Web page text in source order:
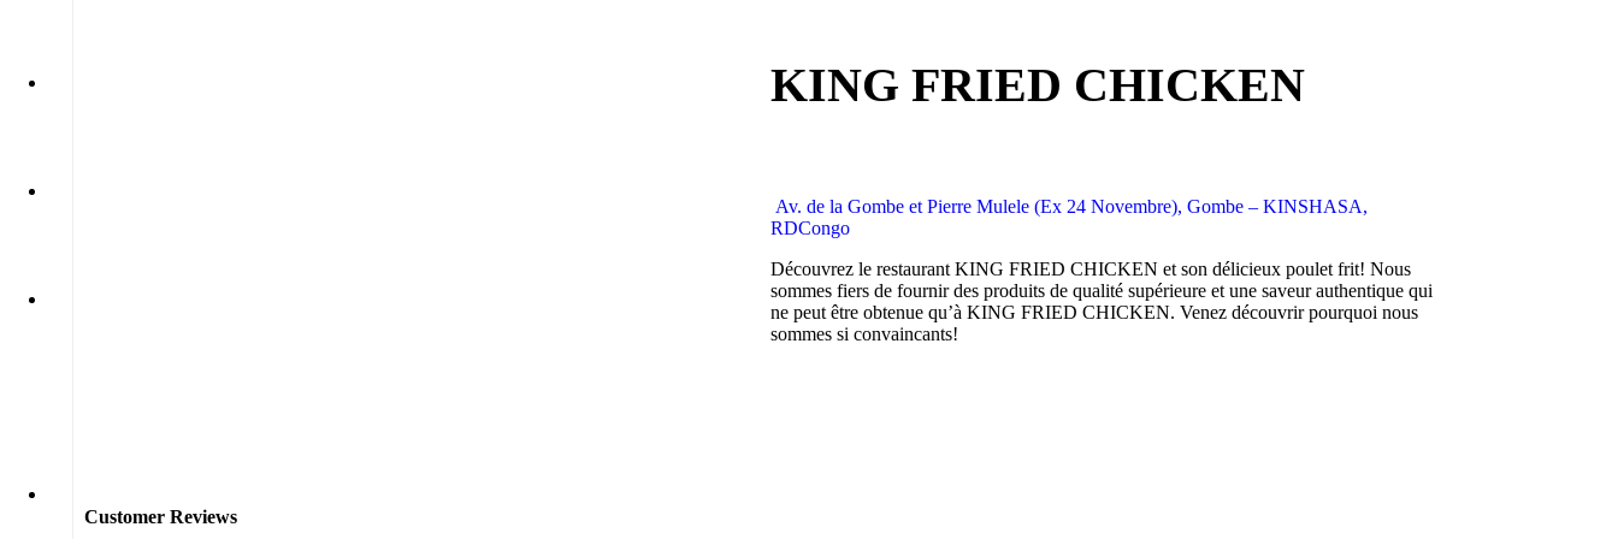
KING FRIED CHICKEN
Av. de la Gombe et Pierre Mulele (Ex 24 Novembre), Gombe – KINSHASA,
RDCongo
Découvrez le restaurant KING FRIED CHICKEN et son délicieux poulet frit! Nous
sommes fiers de fournir des produits de qualité supérieure et une saveur authentique qui
ne peut être obtenue qu’à KING FRIED CHICKEN. Venez découvrir pourquoi nous
sommes si convaincants!
Customer Reviews